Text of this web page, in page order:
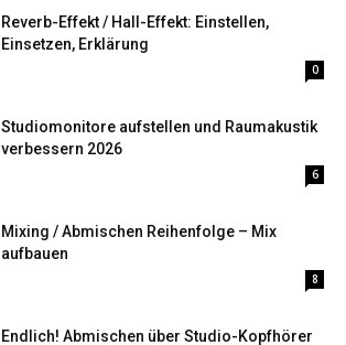
Reverb-Effekt / Hall-Effekt: Einstellen,
Einsetzen, Erklärung
0
Studiomonitore aufstellen und Raumakustik
verbessern 2026
6
Mixing / Abmischen Reihenfolge – Mix
aufbauen
8
Endlich! Abmischen über Studio-Kopfhörer